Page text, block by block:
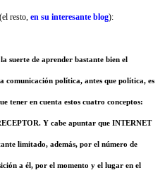
resto, en su interesante blog):
suerte de aprender bastante bien el
comunicación política, antes que política, es
tener en cuenta estos cuatro conceptos:
Y cabe apuntar que INTERNET
limitado, además, por el número de
a él, por el momento y el lugar en el